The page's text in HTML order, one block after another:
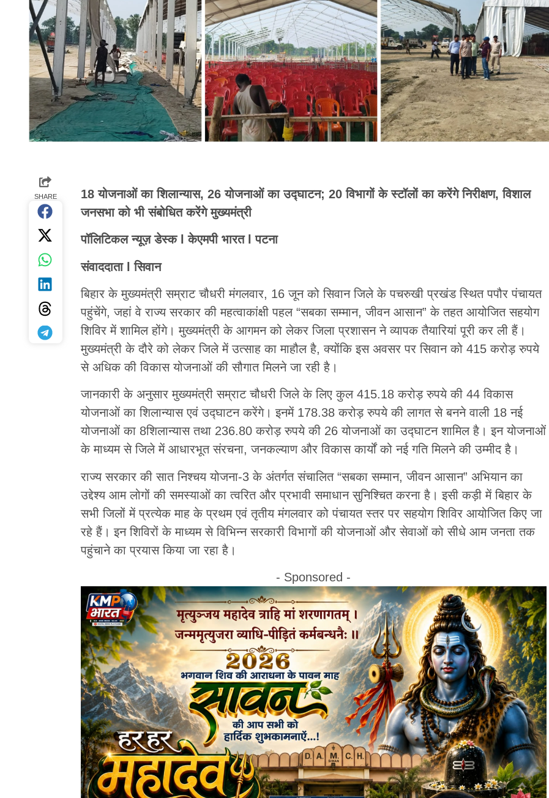
SHARE
18 योजनाओं का शिलान्यास, 26 योजनाओं का उद्घाटन; 20 विभागों के स्टॉलों का करेंगे निरीक्षण, विशाल
जनसभा को भी संबोधित करेंगे मुख्यमंत्री
पॉलिटिकल न्यूज़ डेस्क l केएमपी भारत l पटना
संवाददाता l सिवान
बिहार के मुख्यमंत्री सम्राट चौधरी मंगलवार, 16 जून को सिवान जिले के पचरुखी प्रखंड स्थित पपौर पंचायत
पहुंचेंगे, जहां वे राज्य सरकार की महत्वाकांक्षी पहल “सबका सम्मान, जीवन आसान” के तहत आयोजित सहयोग
शिविर में शामिल होंगे। मुख्यमंत्री के आगमन को लेकर जिला प्रशासन ने व्यापक तैयारियां पूरी कर ली हैं।
मुख्यमंत्री के दौरे को लेकर जिले में उत्साह का माहौल है, क्योंकि इस अवसर पर सिवान को 415 करोड़ रुपये
से अधिक की विकास योजनाओं की सौगात मिलने जा रही है।
जानकारी के अनुसार मुख्यमंत्री सम्राट चौधरी जिले के लिए कुल 415.18 करोड़ रुपये की 44 विकास
योजनाओं का शिलान्यास एवं उद्घाटन करेंगे। इनमें 178.38 करोड़ रुपये की लागत से बनने वाली 18 नई
योजनाओं का 8शिलान्यास तथा 236.80 करोड़ रुपये की 26 योजनाओं का उद्घाटन शामिल है। इन योजनाओं
के माध्यम से जिले में आधारभूत संरचना, जनकल्याण और विकास कार्यों को नई गति मिलने की उम्मीद है।
राज्य सरकार की सात निश्चय योजना-3 के अंतर्गत संचालित “सबका सम्मान, जीवन आसान” अभियान का
उद्देश्य आम लोगों की समस्याओं का त्वरित और प्रभावी समाधान सुनिश्चित करना है। इसी कड़ी में बिहार के
सभी जिलों में प्रत्येक माह के प्रथम एवं तृतीय मंगलवार को पंचायत स्तर पर सहयोग शिविर आयोजित किए जा
रहे हैं। इन शिविरों के माध्यम से विभिन्न सरकारी विभागों की योजनाओं और सेवाओं को सीधे आम जनता तक
पहुंचाने का प्रयास किया जा रहा है।
- Sponsored -